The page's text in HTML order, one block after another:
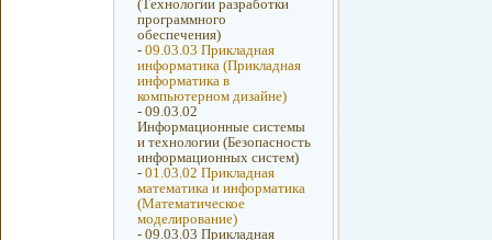
(Технологии разработки
программного
обеспечения)
- 09.03.03 Прикладная
информатика (Прикладная
информатика в
компьютерном дизайне)
- 09.03.02
Информационные системы
и технологии (Безопасность
информационных систем)
- 01.03.02 Прикладная
математика и информатика
(Математическое
моделирование)
- 09.03.03 Прикладная